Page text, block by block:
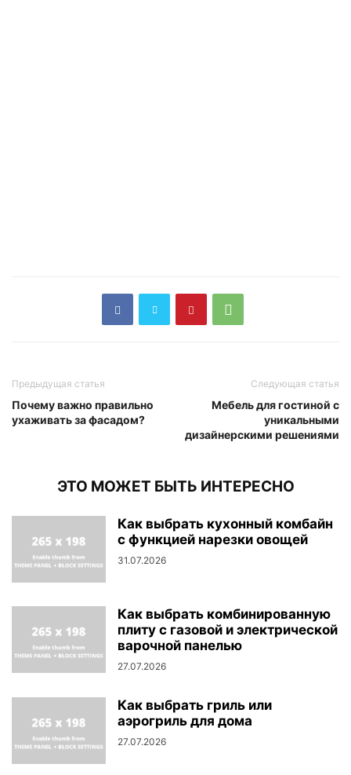
Предыдущая статья
Почему важно правильно
ухаживать за фасадом?
Следующая статья
Мебель для гостиной с
уникальными
дизайнерскими решениями
ЭТО МОЖЕТ БЫТЬ ИНТЕРЕСНО
Как выбрать кухонный комбайн
с функцией нарезки овощей
31.07.2026
Как выбрать комбинированную
плиту с газовой и электрической
варочной панелью
27.07.2026
Как выбрать гриль или
аэрогриль для дома
27.07.2026